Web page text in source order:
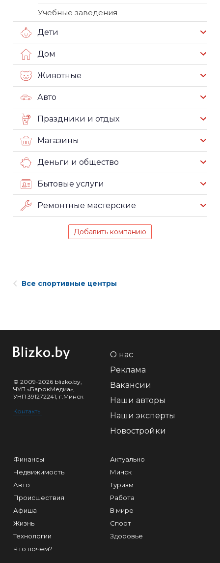
Учебные заведения
Дети
Дом
Животные
Авто
Праздники и отдых
Магазины
Деньги и общество
Бытовые услуги
Ремонтные мастерские
Добавить компанию
Все спортивные центры
© 2009-2026 blizko.by,
ЧУП «БарокМедиа»,
УНП 391272241, г.Минск
Контакты
О нас
Реклама
Вакансии
Наши авторы
Наши эксперты
Новостройки
Финансы
Недвижимость
Авто
Происшествия
Афиша
Жизнь
Технологии
Что почем?
Актуально
Минск
Туризм
Работа
В мире
Спорт
Здоровье